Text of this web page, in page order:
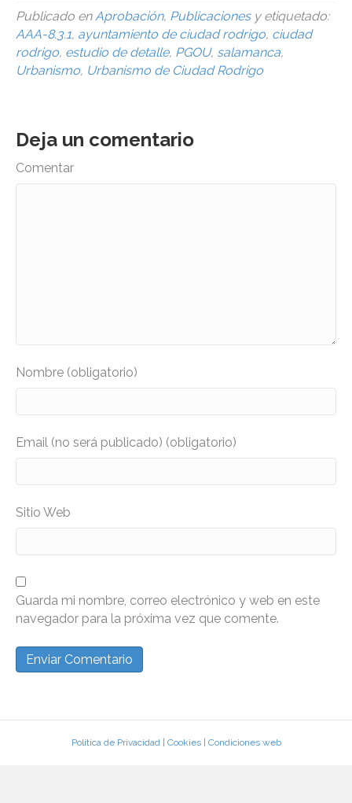
Publicado enAprobación, Publicacionesy etiquetado:
AAA-8.3.1, ayuntamiento de ciudad rodrigo, ciudad
rodrigo, estudio de detalle, PGOU, salamanca,
Urbanismo, Urbanismo de Ciudad Rodrigo
Deja un comentario
Comentar
Nombre (obligatorio)
Email (no será publicado) (obligatorio)
Sitio Web
Guarda mi nombre, correo electrónico y web en este
navegador para la próxima vez que comente.
Política de Privacidad| Cookies| Condiciones web